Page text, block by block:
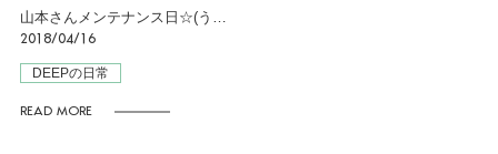
2018/04/16
DEEPの日常
READ MORE